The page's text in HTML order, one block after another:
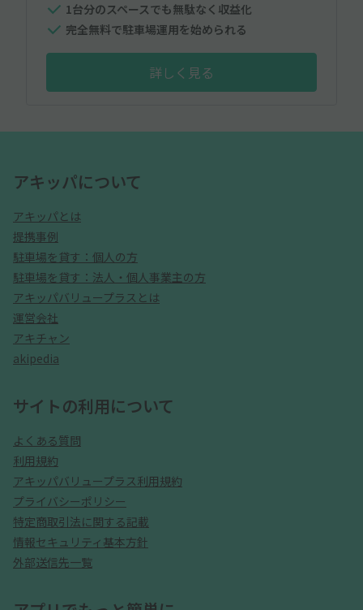
1台分のスペースでも無駄なく収益化
完全無料で駐車場運用を始められる
詳しく見る
アキッパについて
アキッパとは
提携事例
駐車場を貸す：個人の方
駐車場を貸す：法人・個人事業主の方
アキッパバリュープラスとは
運営会社
アキチャン
akipedia
サイトの利用について
よくある質問
利用規約
アキッパバリュープラス利用規約
プライバシーポリシー
特定商取引法に関する記載
情報セキュリティ基本方針
外部送信先一覧